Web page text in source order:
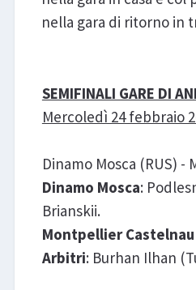
nella gara di ritorno in
SEMIFINALI GARE DI
Mercoledì 24 febbraio
Dinamo Mosca (RUS) -
Dinamo Mosca:
Brianskii.
Montpellier Castelnau
Arbitri: Burhan Ilhan